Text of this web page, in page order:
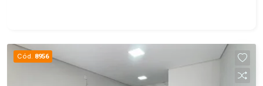
Cód. 8956